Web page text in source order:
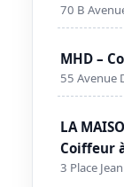
70 B
MHD –
55 Avenue
LA
Coiffeur
3 Place